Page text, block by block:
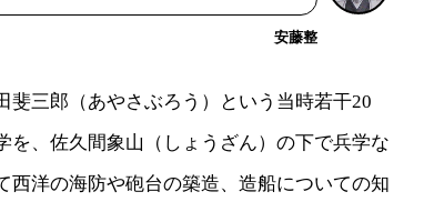
安藤整
三郎（あやさぶろう）という当時若干20
、佐久間象山（しょうざん）の下で兵学な
西洋の海防や砲台の築造、造船についての知